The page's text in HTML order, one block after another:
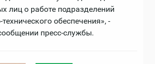
лиц о работе подразделений
обеспечения», -
пресс-службы.